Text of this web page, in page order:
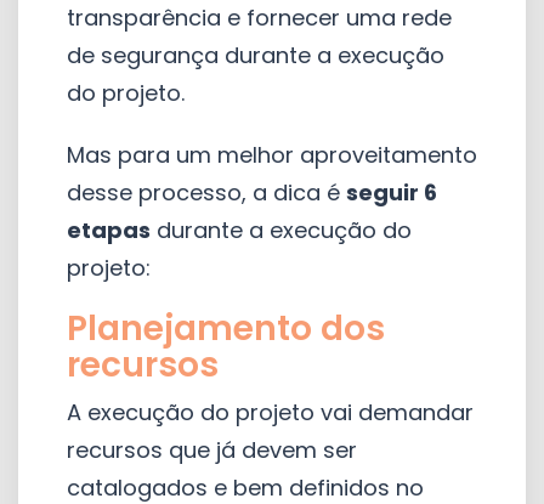
transparência e fornecer uma rede
de segurança durante a execução
do projeto.
Mas para um melhor aproveitamento
desse processo, a dica é seguir 6
etapas durante a execução do
projeto:
Planejamento dos
recursos
A execução do projeto vai demandar
recursos que já devem ser
catalogados e bem definidos no